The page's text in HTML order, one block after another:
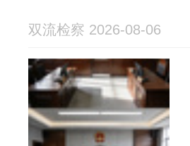
双流检察 2026-08-06